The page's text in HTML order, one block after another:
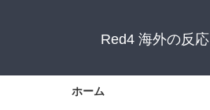
Red4 海外の反
ホーム